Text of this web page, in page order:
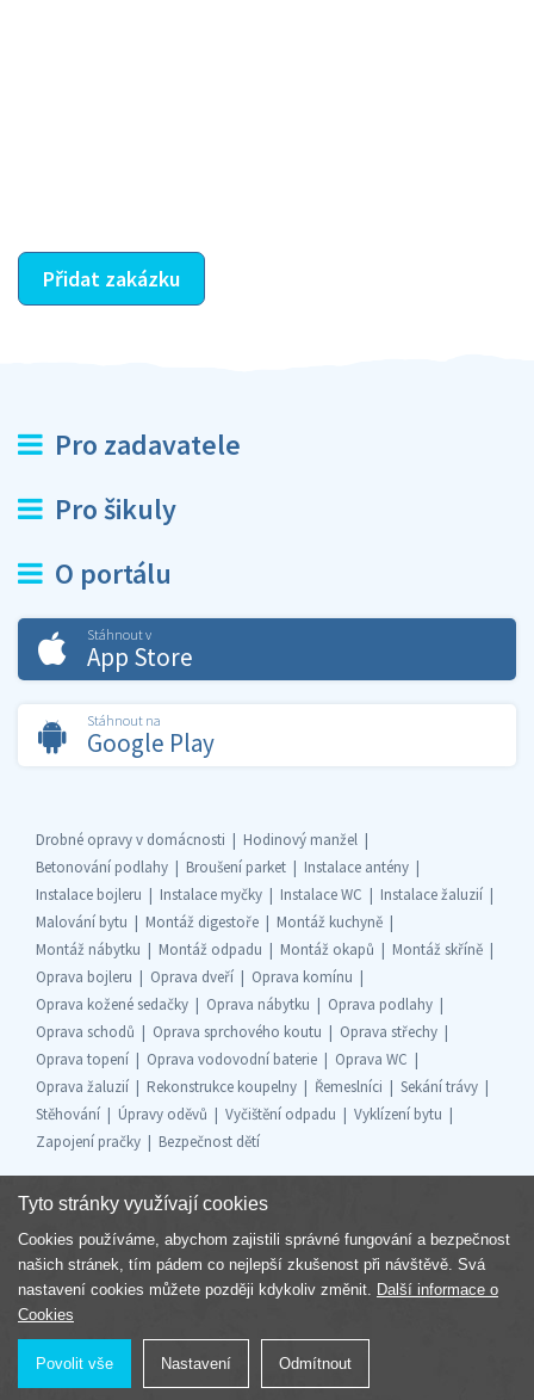
Přidat zakázku
Pro zadavatele
Pro šikuly
O portálu
Stáhnout v
App Store
Stáhnout na
Google Play
Drobné opravy v domácnosti
Hodinový manžel
Betonování podlahy
Broušení parket
Instalace antény
Instalace bojleru
Instalace myčky Instalace WC
Instalace žaluzií
Malování bytu
Montáž digestoře
Montáž kuchyně
Montáž nábytku
Montáž odpadu Montáž okapů
Montáž skříně
Oprava bojleru
Oprava dveří
Oprava komínu
Oprava kožené sedačky
Oprava nábytku
Oprava podlahy
Oprava schodů
Oprava sprchového koutu
Oprava střechy
Oprava topení
Oprava vodovodní baterie
Oprava WC
Oprava žaluzií
Rekonstrukce koupelny Řemeslníci
Sekání trávy
Stěhování
Úpravy oděvů Vyčištění odpadu
Vyklízení bytu
Zapojení pračky
Bezpečnost dětí
Součást skupiny
Tyto stránky využívají cookies
Cookies používáme, abychom zajistili správné fungování a bezpečnost
našich stránek, tím pádem co nejlepší zkušenost při návštěvě. Svá
nastavení cookies můžete později kdykoliv změnit. Další informace o
Cookies
Povolit vše Nastavení Odmítnout